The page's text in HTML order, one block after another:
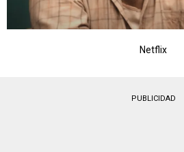
Netflix
PUBLICIDAD